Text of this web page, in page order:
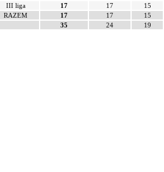
III liga 17 17
15
RAZEM 17 17
15
35 24 19